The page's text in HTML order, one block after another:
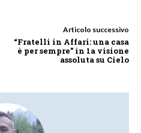
Articolo successivo
“Fratelli in Affari: una casa
è per sempre” in 1a visione
assoluta su Cielo